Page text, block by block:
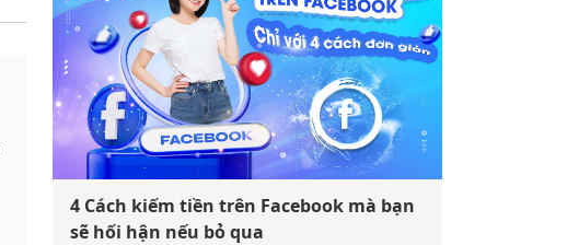
4 Cách kiếm tiền trên Facebook mà bạn
sẽ hối hận nếu bỏ qua